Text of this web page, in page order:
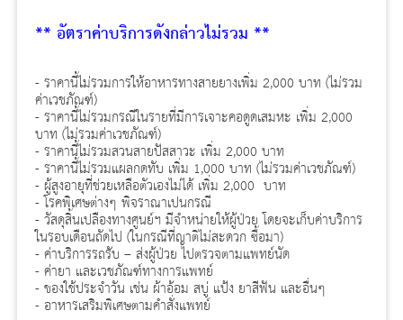
** อัตราค่าบริการดังกล่าวไม่รวม **
- ราคานี้ไม่รวมการให้อาหารทางสายยางเพิ่ม 2,000 บาท (ไม่รวม
ค่าเวชภัณฑ์)
- ราคานี้ไม่รวมกรณีในรายที่มีการเจาะคอดูดเสมหะ เพิ่ม 2,000
บาท (ไม่รวมค่าเวชภัณฑ์)
- ราคานี้ไม่รวมสวนสายปัสสาวะ เพิ่ม 2,000 บาท
- ราคานี้ไม่รวมแผลกดทับ เพิ่ม 1,000 บาท (ไม่รวมค่าเวชภัณฑ์)
- ผู้สูงอายุที่ช่วยเหลือตัวเองไม่ได้ เพิ่ม 2,000 บาท
- โรคพิเศษต่างๆ พิจราณาเปนกรณี
- วัสดุสิ้นเปลืองทางศูนย์ฯ มีจำหน่ายให้ผู้ป่วย โดยจะเก็บค่าบริการ
ในรอบเดือนถัดไป (ในกรณีที่ญาติไม่สะดวก ซื้อมา)
- ค่าบริการรถรับ – ส่งผู้ป่วย ไปตรวจตามแพทย์นัด
- ค่ายา และเวชภัณฑ์ทางการแพทย์
- ของใช้ประจำวัน เช่น ผ้าอ้อม สบู่ แป้ง ยาสีฟัน และอื่นๆ
- อาหารเสริมพิเศษตามคำสั่งแพทย์